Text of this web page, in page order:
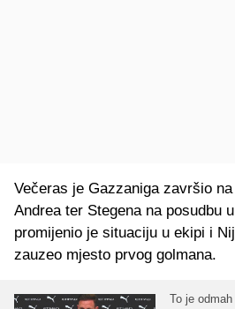
Večeras je Gazzaniga završio
Andrea ter Stegena na posudbu
promijenio je situaciju u ekipi i
zauzeo mjesto prvog golmana.
To je